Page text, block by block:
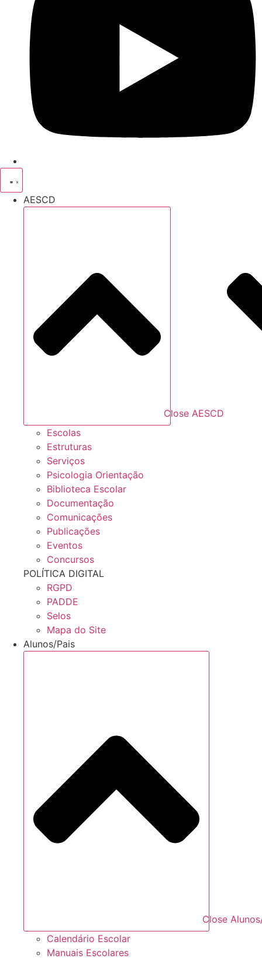
AESCD
Close AESCD
Escolas
Estruturas
Serviços
Psicologia Orientação
Biblioteca Escolar
Documentação
Comunicações
Publicações
Eventos
Concursos
POLÍTICA DIGITAL
RGPD
PADDE
Selos
Mapa do Site
Alunos/Pais
Close
Calendário Escolar
Manuais Escolares